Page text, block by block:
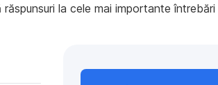
la cele mai importante